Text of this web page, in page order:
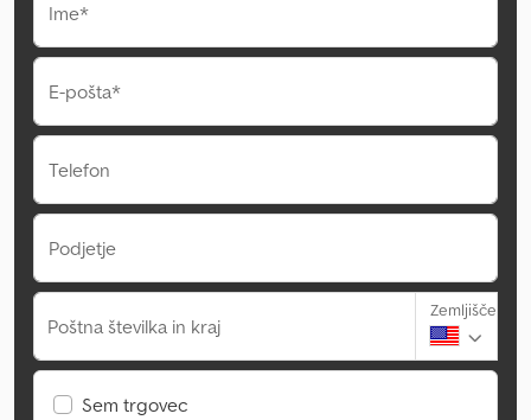
Ime*
E-pošta*
Telefon
Podjetje
Poštna številka in kraj
Zemljišče
Sem trgovec